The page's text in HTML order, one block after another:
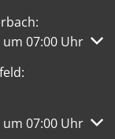
07:00 Uhr
07:00 Uhr